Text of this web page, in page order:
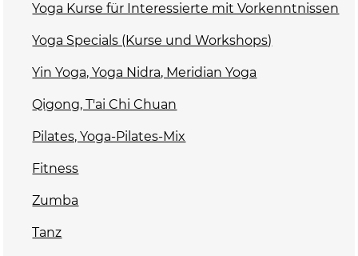
Yoga Kurse für Interessierte mit Vorkenntnissen
Yoga Specials (Kurse und Workshops)
Yin Yoga, Yoga Nidra, Meridian Yoga
Qigong, T'ai Chi Chuan
Pilates, Yoga-Pilates-Mix
Fitness
Zumba
Tanz